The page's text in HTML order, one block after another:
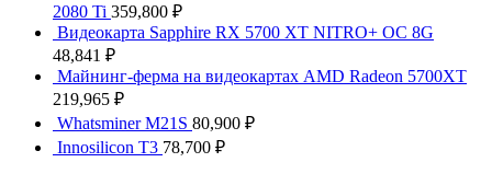
2080 Ti 359,800 ₽
Видеокарта Sapphire RX 5700 XT NITRO+ OC 8G
48,841 ₽
Майнинг-ферма на видеокартах AMD Radeon 5700XT
219,965 ₽
Whatsminer M21S 80,900 ₽
Innosilicon T3 78,700 ₽